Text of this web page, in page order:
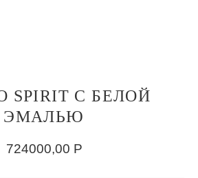
SPIRIT С БЕЛОЙ
ЭМАЛЬЮ
724000,00 Р